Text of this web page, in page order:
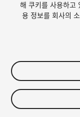
$50
세금/부가세는 결제 시
해 쿠키를 사용하고
용 정보를 회사의